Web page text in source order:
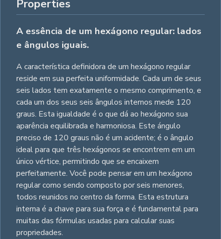
Properties
A essência de um hexágono regular: lados
e ângulos iguais.
A característica definidora de um hexágono regular
reside em sua perfeita uniformidade. Cada um de seus
seis lados tem exatamente o mesmo comprimento, e
cada um dos seus seis ângulos internos mede 120
graus. Esta igualdade é o que dá ao hexágono sua
aparência equilibrada e harmoniosa. Este ángulo
preciso de 120 graus não é um acidente; é o ângulo
ideal para que três hexágonos se encontrem em um
único vértice, permitindo que se encaixem
perfeitamente. Você pode pensar em um hexágono
regular como sendo composto por seis menores,
todos reunidos no centro da forma. Esta estrutura
interna é a chave para sua força e é fundamental para
muitas das fórmulas usadas para calcular suas
propriedades.